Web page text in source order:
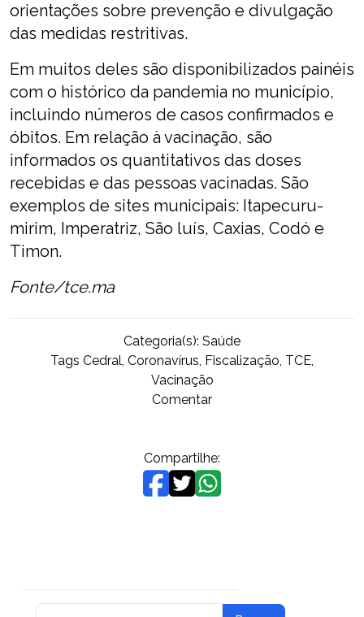
orientações sobre prevenção e divulgação
das medidas restritivas.
Em muitos deles são disponibilizados painéis
com o histórico da pandemia no município,
incluindo números de casos confirmados e
óbitos. Em relação à vacinação, são
informados os quantitativos das doses
recebidas e das pessoas vacinadas. São
exemplos de sites municipais: Itapecuru-
mirim, Imperatriz, São luís, Caxias, Codó e
Timon.
Fonte/tce.ma
Categoria(s): Saúde
Tags Cedral, Coronavírus, Fiscalização, TCE,
Vacinação
Comentaron
ser
penalizado
pelo
plano
Compartilhe: